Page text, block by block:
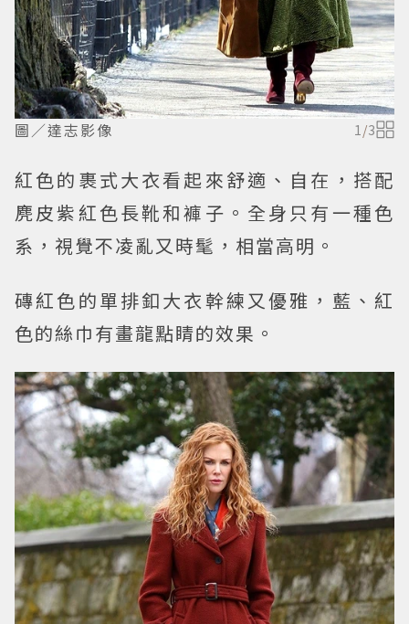
圖／達志影像 1 /3
紅色的裹式大衣看起來舒適、自在，搭配
麂皮紫紅色長靴和褲子。全身只有一種色
系，視覺不凌亂又時髦，相當高明。
磚紅色的單排釦大衣幹練又優雅，藍、紅
色的絲巾有畫龍點睛的效果。